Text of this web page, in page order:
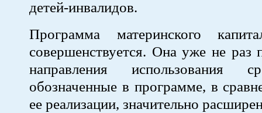
детей-инвалидов.
Программа материнского
совершенствуется. Она уже не раз
направления использования
обозначенные в программе, в
ее реализации, значительно